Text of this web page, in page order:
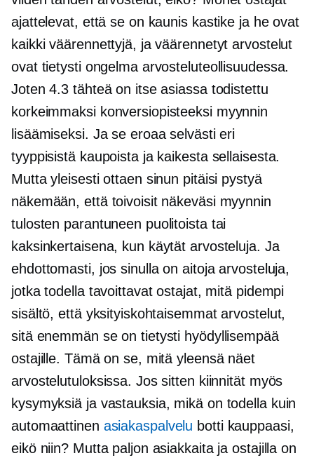
ajattelevat, että se on kaunis kastike ja he ovat
kaikki väärennettyjä, ja väärennetyt arvostelut
ovat tietysti ongelma arvosteluteollisuudessa.
Joten 4.3 tähteä on itse asiassa todistettu
korkeimmaksi konversiopisteeksi myynnin
lisäämiseksi. Ja se eroaa selvästi eri
tyyppisistä kaupoista ja kaikesta sellaisesta.
Mutta yleisesti ottaen sinun pitäisi pystyä
näkemään, että toivoisit näkeväsi myynnin
tulosten parantuneen puolitoista tai
kaksinkertaisena, kun käytät arvosteluja. Ja
ehdottomasti, jos sinulla on aitoja arvosteluja,
jotka todella tavoittavat ostajat, mitä pidempi
sisältö, että yksityiskohtaisemmat arvostelut,
sitä enemmän se on tietysti hyödyllisempää
ostajille. Tämä on se, mitä yleensä näet
arvostelutuloksissa. Jos sitten kiinnität myös
kysymyksiä ja vastauksia, mikä on todella kuin
automaattinen asiakaspalvelu botti kauppaasi,
eikö niin? Mutta paljon asiakkaita ja ostajilla on